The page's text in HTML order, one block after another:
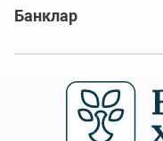
Банклар